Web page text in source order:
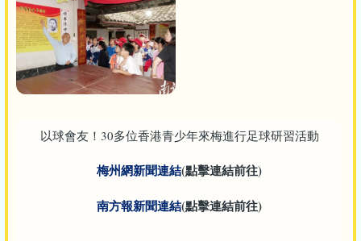
以球會友！30多位香港青少年來梅進行足球研習活動
梅州網新聞連結(點擊連結前往)
南方報新聞連結(點擊連結前往)